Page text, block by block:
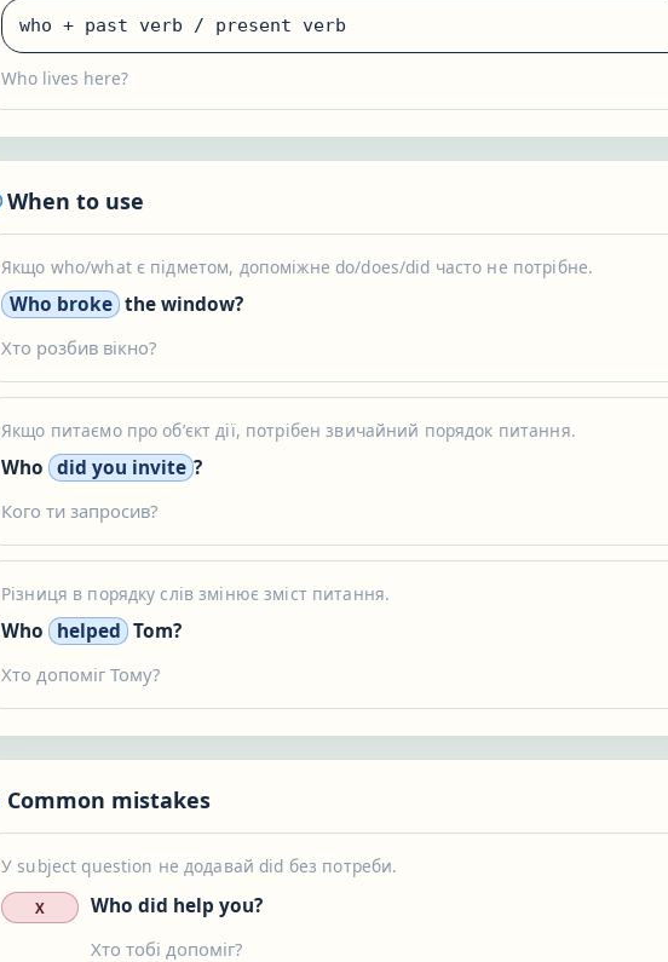
who + past verb / present verb
Who lives here?
When to use
Якщо who/what є підметом, допоміжне do/does/did часто не потрібне.
Who broke the window?
Хто розбив вікно?
Якщо питаємо про обʼєкт дії, потрібен звичайний порядок питання.
Who did you invite ?
Кого ти запросив?
Різниця в порядку слів змінює зміст питання.
Who helped Tom?
Хто допоміг Тому?
Common mistakes
У subject question не додавай did без потреби.
X Who did help you?
Хто тобі допоміг?